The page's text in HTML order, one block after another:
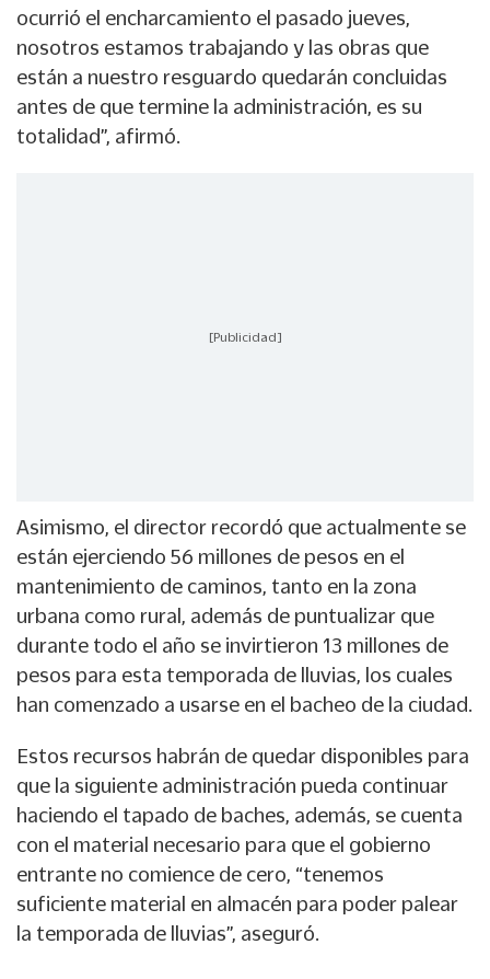
ocurrió el encharcamiento el pasado jueves,
nosotros estamos trabajando y las obras que
están a nuestro resguardo quedarán concluidas
antes de que termine la administración, es su
totalidad”, afirmó.
[Publicidad]
Asimismo, el director recordó que actualmente se
están ejerciendo 56 millones de pesos en el
mantenimiento de caminos, tanto en la zona
urbana como rural, además de puntualizar que
durante todo el año se invirtieron 13 millones de
pesos para esta temporada de lluvias, los cuales
han comenzado a usarse en el bacheo de la ciudad.
Estos recursos habrán de quedar disponibles para
que la siguiente administración pueda continuar
haciendo el tapado de baches, además, se cuenta
con el material necesario para que el gobierno
entrante no comience de cero, “tenemos
suficiente material en almacén para poder palear
la temporada de lluvias”, aseguró.